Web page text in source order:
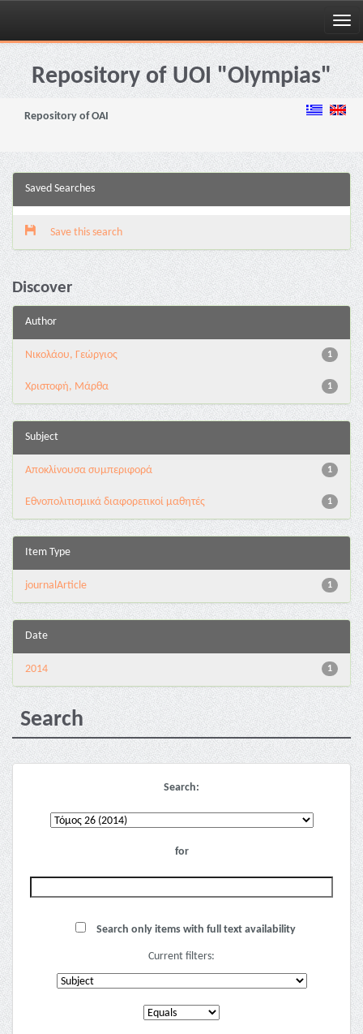
Skip
navigationRepository of UOI "Olympias"
Repository of OAI
Saved Searches
Save this search
Discover
Author
1
Νικολάου, Γεώργιος
1
Χριστοφή, Μάρθα
Subject
1
Αποκλίνουσα συμπεριφορά
1
Εθνοπολιτισμικά διαφορετικοί μαθητές
Item Type
1
journalArticle
Date
1
2014
Search
Search:
for
Search only items with full text availability
Current filters: